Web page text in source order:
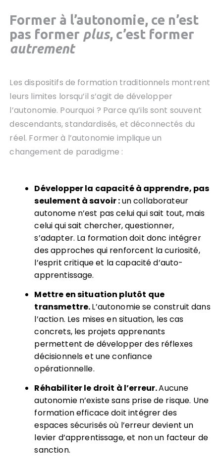
Former à l’autonomie, ce n’est
pas former plus, c’est former
autrement
Les dispositifs de formation traditionnels montrent
leurs limites lorsqu’il s’agit de développer
l’autonomie. Pourquoi ? Parce qu’ils sont souvent
descendants, standardisés, et déconnectés du
réel. Former à l’autonomie implique un
changement de paradigme :
Développer la capacité à apprendre, pas
seulement à savoir :un collaborateur
autonome n’est pas celui qui sait tout, mais
celui qui sait chercher, questionner,
s’adapter. La formation doit donc intégrer
des approches qui renforcent la curiosité,
l’esprit critique et la capacité d’auto-
apprentissage.
Mettre en situation plutôt que
transmettre.L’autonomie se construit dans
l’action. Les mises en situation, les cas
concrets, les projets apprenants
permettent de développer des réflexes
décisionnels et une confiance
opérationnelle.
Réhabiliter le droit à l’erreur.Aucune
autonomie n’existe sans prise de risque. Une
formation efficace doit intégrer des
espaces sécurisés où l’erreur devient un
levier d’apprentissage, et non un facteur de
sanction.